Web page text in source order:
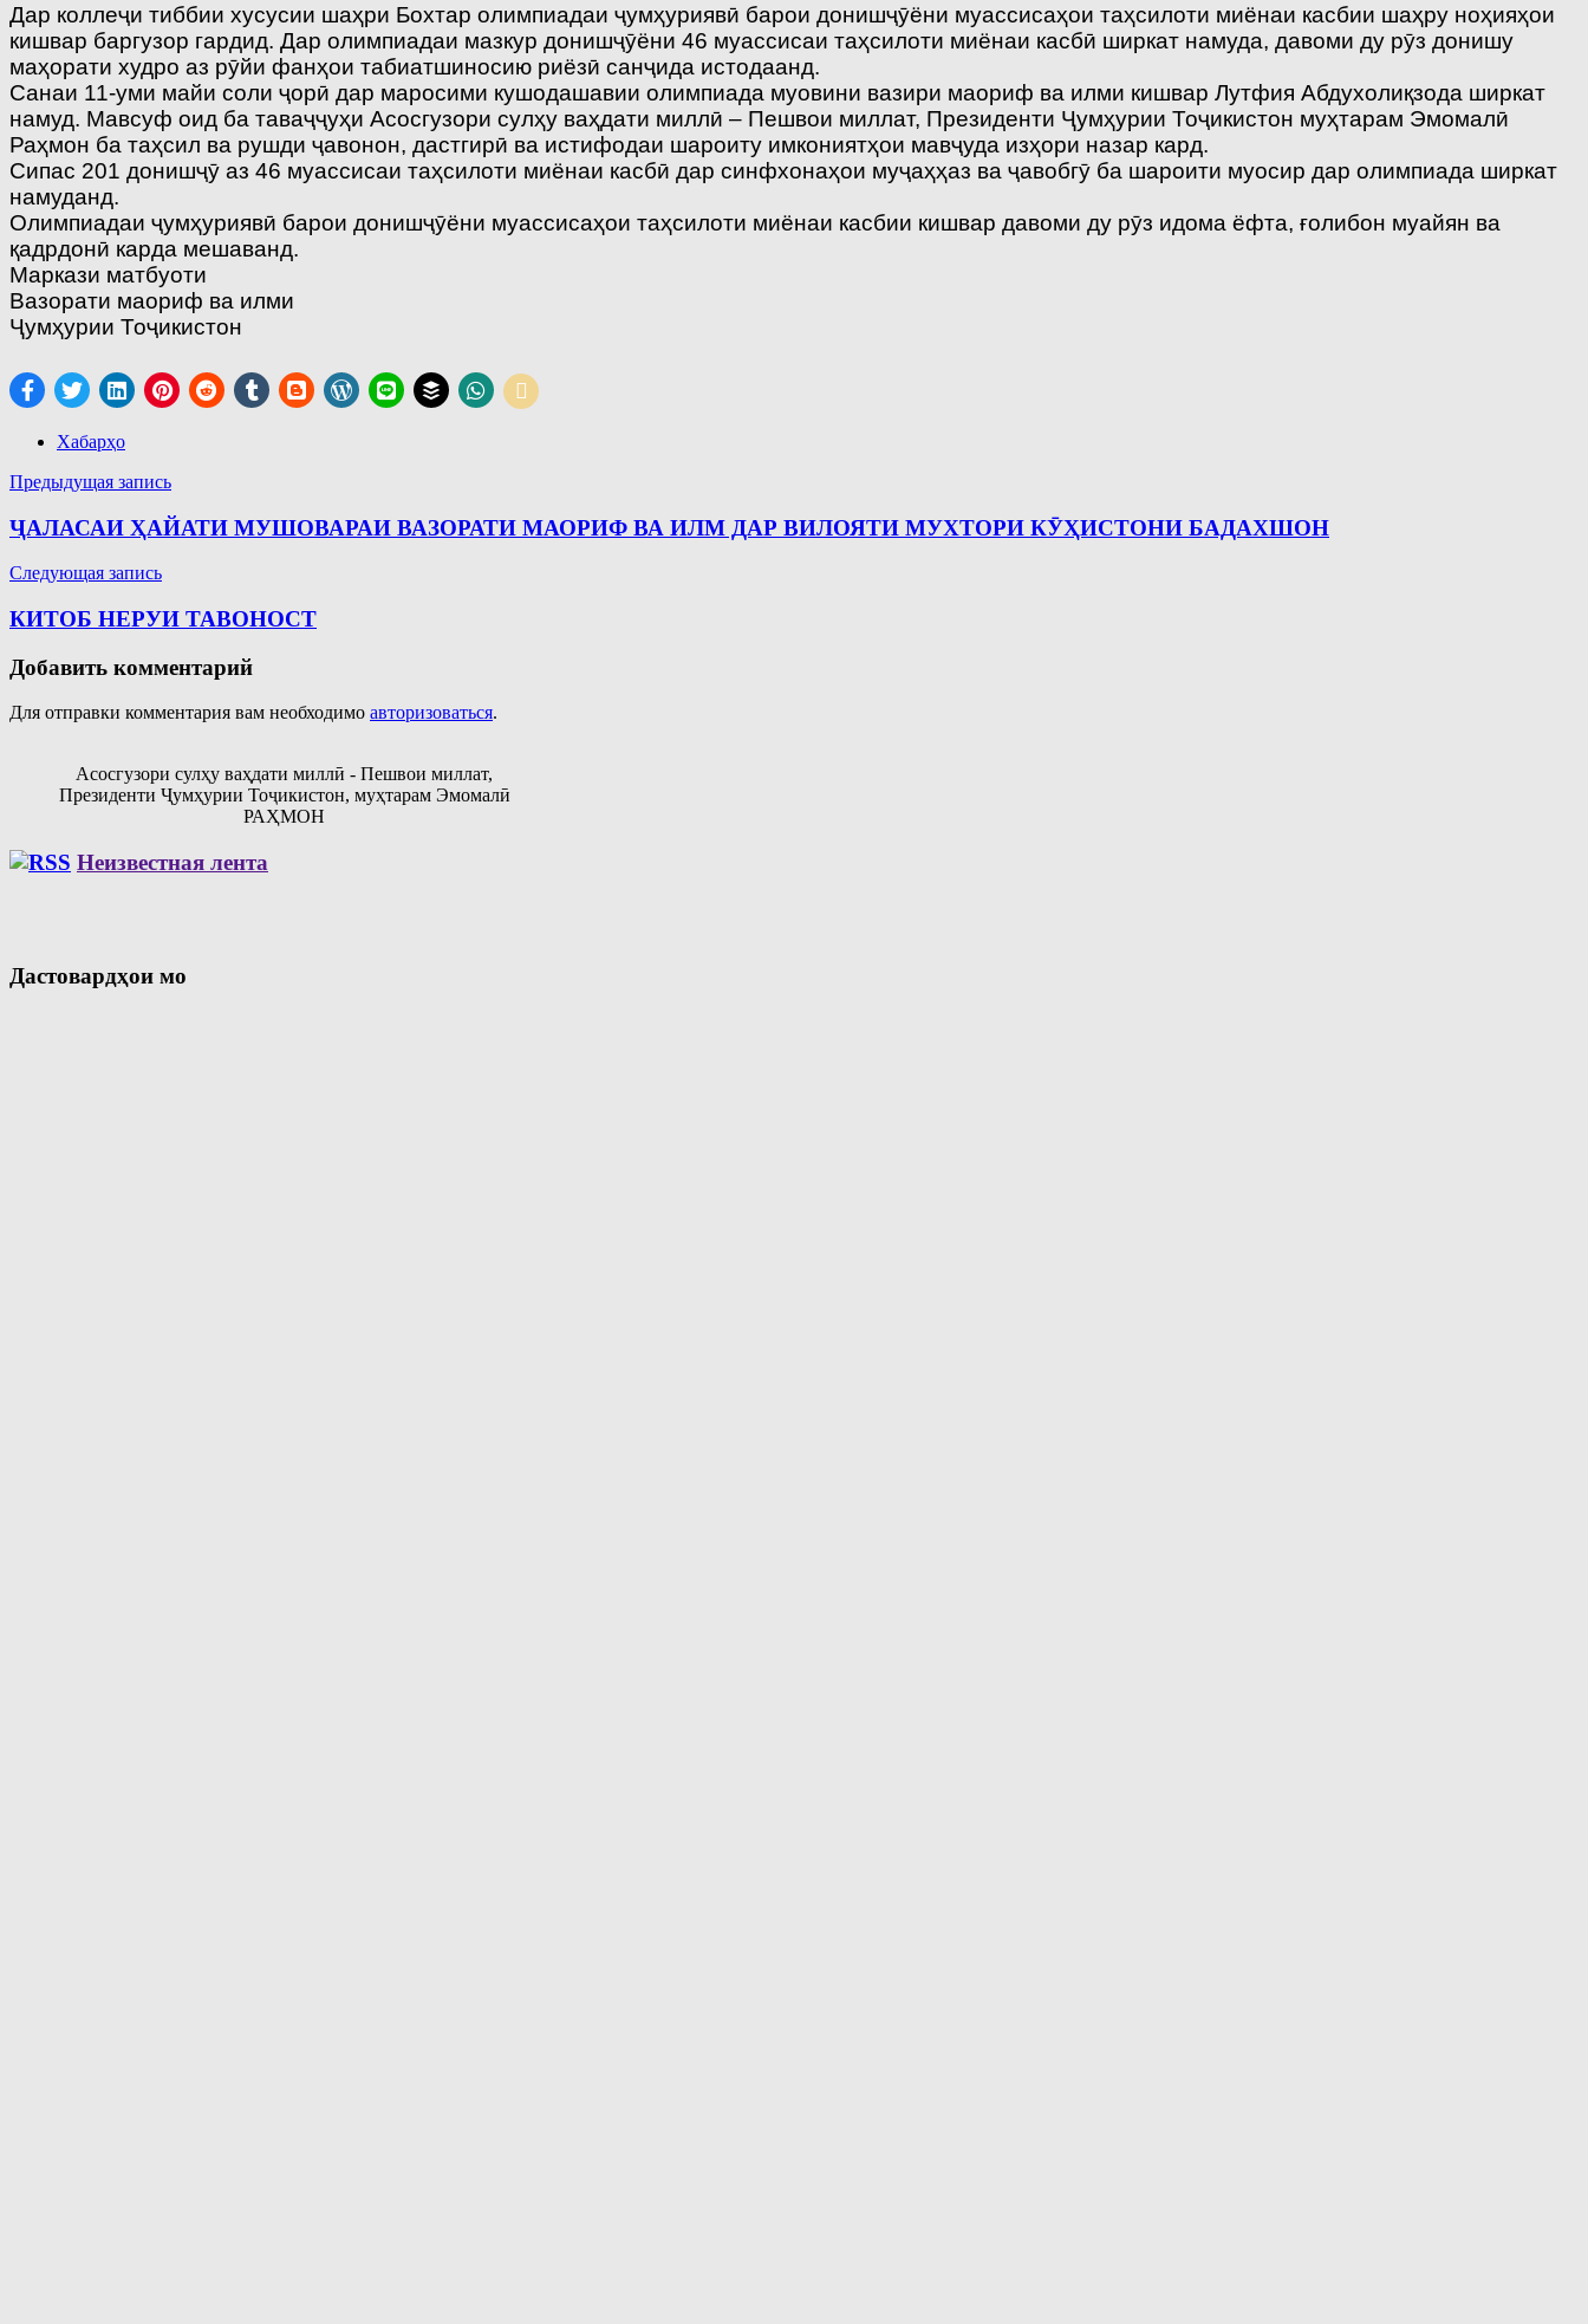
Дар коллеҷи тиббии хусусии шаҳри Бохтар олимпиадаи ҷумҳуриявӣ барои донишҷӯёни муассисаҳои таҳсилоти миёнаи касбии шаҳру ноҳияҳои
кишвар баргузор гардид. Дар олимпиадаи мазкур донишҷӯёни 46 муассисаи таҳсилоти миёнаи касбӣ ширкат намуда, давоми ду рӯз донишу
маҳорати худро аз рӯйи фанҳои табиатшиносию риёзӣ санҷида истодаанд.
Санаи 11-уми майи соли ҷорӣ дар маросими кушодашавии олимпиада муовини вазири маориф ва илми кишвар Лутфия Абдухолиқзода ширкат
намуд. Мавсуф оид ба таваҷҷуҳи Асосгузори сулҳу ваҳдати миллӣ – Пешвои миллат, Президенти Ҷумҳурии Тоҷикистон муҳтарам Эмомалӣ
Раҳмон ба таҳсил ва рушди ҷавонон, дастгирӣ ва истифодаи шароиту имкониятҳои мавҷуда изҳори назар кард.
Сипас 201 донишҷӯ аз 46 муассисаи таҳсилоти миёнаи касбӣ дар синфхонаҳои муҷаҳҳаз ва ҷавобгӯ ба шароити муосир дар олимпиада ширкат
намуданд.
Олимпиадаи ҷумҳуриявӣ барои донишҷӯёни муассисаҳои таҳсилоти миёнаи касбии кишвар давоми ду рӯз идома ёфта, ғолибон муайян ва
қадрдонӣ карда мешаванд.
Маркази матбуоти
Вазорати маориф ва илми
Ҷумҳурии Тоҷикистон
Хабарҳо
Навигация
по
записям
Предыдущая запись
ҶАЛАСАИ ҲАЙАТИ МУШОВАРАИ ВАЗОРАТИ МАОРИФ ВА ИЛМ ДАР ВИЛОЯТИ МУХТОРИ КӮҲИСТОНИ БАДАХШОН
Следующая запись
КИТОБ НЕРУИ ТАВОНОСТ
Добавить комментарий
Для отправки комментария вам необходимо авторизоваться.
Асосгузори сулҳу ваҳдати миллӣ - Пешвои миллат,
Президенти Ҷумҳурии Тоҷикистон, муҳтарам Эмомалӣ
РАҲМОН
Неизвестная лента
Дастовардҳои мо